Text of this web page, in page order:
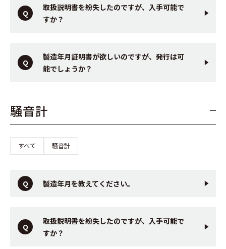
取扱説明書を紛失したのですが、入手可能で
すか？
製造年月証明書が欲しいのですが、発行は可
能でしょうか？
騒音計
すべて 騒音計
製造年月を教えてください。
取扱説明書を紛失したのですが、入手可能で
すか？